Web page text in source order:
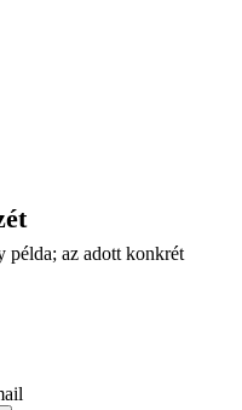
példa; az adott konkrét